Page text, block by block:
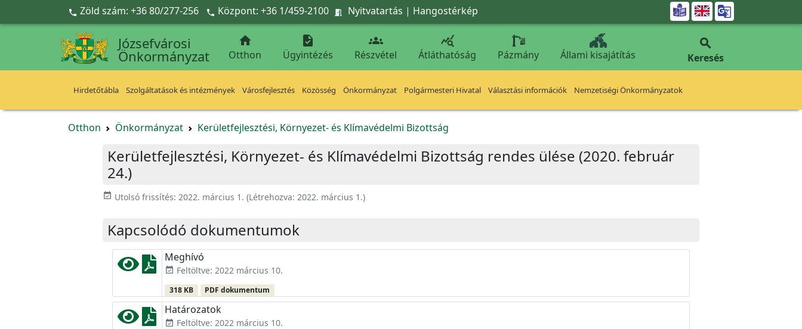
Ugrás a fő tartalomra
 Zöld szám: +36 80/277-256  Központ: +36 1/459-2100  Nyitvatartás | Hangostérkép 
Józsefvárosi
Önkormányzat

Otthon

Ügyintézés

Részvétel

Átláthatóság Pázmány Állami kisajátítás

Keresés
Hirdetőtábla Szolgáltatások és intézmények Városfejlesztés Közösség Önkormányzat Polgármesteri Hivatal Választási információk Nemzetiségi Önkormányzatok
Otthon Önkormányzat Kerületfejlesztési, Környezet- és Klímavédelmi Bizottság
Kerületfejlesztési, Környezet- és Klímavédelmi Bizottság rendes ülése (2020. február
24.)
event_available Utolsó frissítés: 2022. március 1. (Létrehozva: 2022. március 1.)
Kapcsolódó dokumentumok
Meghívó
event_available Feltöltve: 2022 március 10.
318 KB PDF dokumentum
Határozatok
event_available Feltöltve: 2022 március 10.